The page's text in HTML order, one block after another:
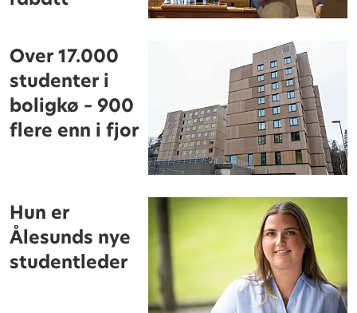
Over 17.000
studenter i
boligkø – 900
flere enn i fjor
Hun er
Ålesunds nye
studentleder